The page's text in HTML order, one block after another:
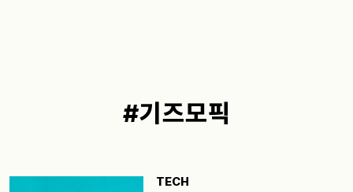
#기즈모픽
TECH